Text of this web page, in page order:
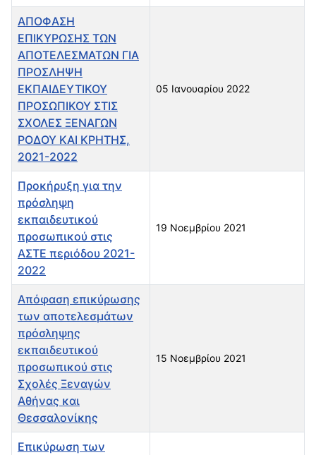
ΑΠΟΦΑΣΗ
ΕΠΙΚΥΡΩΣΗΣ ΤΩΝ
ΑΠΟΤΕΛΕΣΜΑΤΩΝ ΓΙΑ
ΠΡΟΣΛΗΨΗ
ΕΚΠΑΙΔΕΥΤΙΚΟΥ
ΠΡΟΣΩΠΙΚΟΥ ΣΤΙΣ
ΣΧΟΛΕΣ ΞΕΝΑΓΩΝ
ΡΟΔΟΥ ΚΑΙ ΚΡΗΤΗΣ,
2021-2022
05 Ιανουαρίου 2022
Προκήρυξη για την
πρόσληψη
εκπαιδευτικού
προσωπικού στις
ΑΣΤΕ περιόδου 2021-
2022
19 Νοεμβρίου 2021
Απόφαση επικύρωσης
των αποτελεσμάτων
πρόσληψης
εκπαιδευτικού
προσωπικού στις
Σχολές Ξεναγών
Αθήνας και
Θεσσαλονίκης
15 Νοεμβρίου 2021
Επικύρωση των